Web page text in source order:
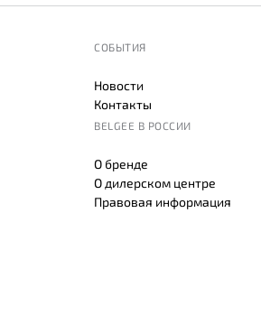
СОБЫТИЯ
Новости
Контакты
BELGEE В РОССИИ
О бренде
О дилерском центре
Правовая информация